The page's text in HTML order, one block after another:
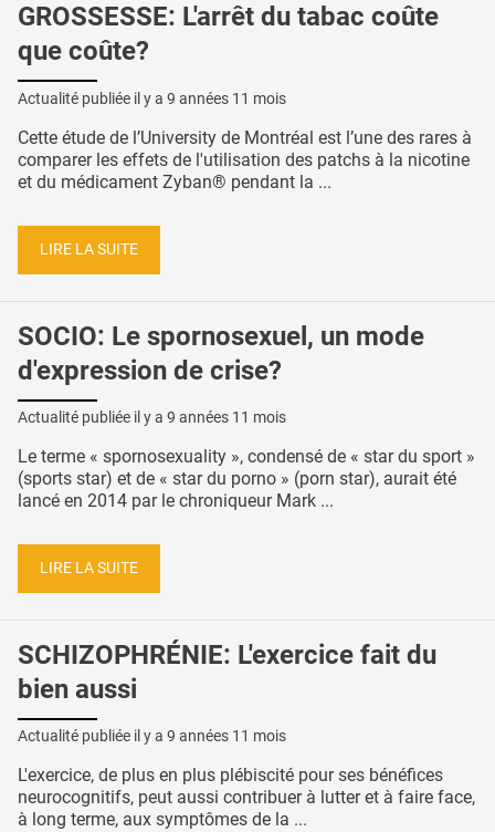
GROSSESSE: L'arrêt du tabac coûte
que coûte?
Actualité publiée il y a 9 années 11 mois
Cette étude de l’University de Montréal est l’une des rares à
comparer les effets de l'utilisation des patchs à la nicotine
et du médicament Zyban® pendant la ...
LIRE LA SUITE
SOCIO: Le spornosexuel, un mode
d'expression de crise?
Actualité publiée il y a 9 années 11 mois
Le terme « spornosexuality », condensé de « star du sport »
(sports star) et de « star du porno » (porn star), aurait été
lancé en 2014 par le chroniqueur Mark ...
LIRE LA SUITE
SCHIZOPHRÉNIE: L'exercice fait du
bien aussi
Actualité publiée il y a 9 années 11 mois
L'exercice, de plus en plus plébiscité pour ses bénéfices
neurocognitifs, peut aussi contribuer à lutter et à faire face,
à long terme, aux symptômes de la ...